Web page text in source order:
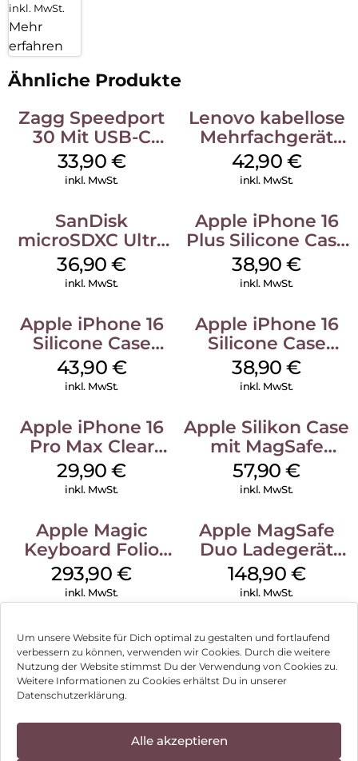
Um unsere Website für Dich optimal zu gestalten und fortlaufend
verbessern zu können, verwenden wir Cookies. Durch die weitere
Nutzung der Website stimmst Du der Verwendung von Cookies zu.
Weitere Informationen zu Cookies erhältst Du in unserer
Datenschutzerklärung.
Alle akzeptieren
inkl. MwSt.
Mehr
erfahren
Ähnliche Produkte
Zagg Speedport
30 Mit USB-C
Kabel Weiß
33,90 €
inkl. MwSt.
Lenovo kabellose
Mehrfachgerät
Luna Grey
42,90 €
inkl. MwSt.
SanDisk
microSDXC Ultra
128 GB + Adapter
Mobile
36,90€
inkl. MwSt.
Apple iPhone 16
Plus Silicone Case
MagSafe Denim
38,90€
inkl. MwSt.
Apple iPhone 16
Silicone Case
MagSafe Plum
43,90 €
inkl. MwSt.
Apple iPhone 16
Silicone Case
MagSafe
Ultramarine
38,90€
inkl. MwSt.
Apple iPhone 16
Pro Max Clear
Case MagSafe
Transparent
29,90€
inkl. MwSt.
Apple Silikon Case
mit MagSafe
iPhone 14 Pro
(PRODUCT)RED
57,90€
inkl. MwSt.
Apple Magic
Keyboard Folio
iPad 10.9″ (10.Gen.)
Weiß
293,90€
inkl. MwSt.
Apple MagSafe
Duo Ladegerät
Weiß
148,90 €
inkl. MwSt.
Impressum